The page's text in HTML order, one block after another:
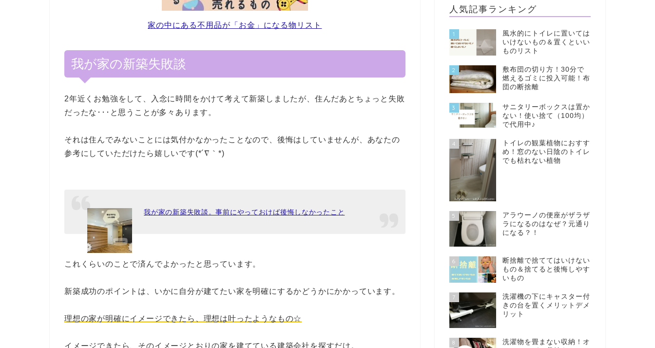
家の中にある不用品が「お金」になる物リスト
我が家の新築失敗談
2年近くお勉強をして、入念に時間をかけて考えて新築しましたが、住んだあとちょっと失敗
だったな･･･と思うことが多々あります。
それは住んでみないことには気付かなかったことなので、後悔はしていませんが、あなたの
参考にしていただけたら嬉しいです(*´∇｀*)
我が家の新築失敗談。事前にやっておけば後悔しなかったこと
これくらいのことで済んでよかったと思っています。
新築成功のポイントは、いかに自分が建てたい家を明確にするかどうかにかかっています。
理想の家が明確にイメージできたら、理想は叶ったようなもの☆
イメージできたら、そのイメージとおりの家を建てている建築会社を探すだけ。
人気記事ランキング
1
風水的にトイレに置いては
いけないもの＆置くといい
ものリスト
2
敷布団の切り方！30分で
燃えるゴミに投入可能！布
団の断捨離
3
サニタリーボックスは置か
ない！使い捨て（100均）
で代用中♪
4
トイレの観葉植物におすす
め！窓のない日陰のトイレ
でも枯れない植物
5
アラウーノの便座がザラザ
ラになるのはなぜ？元通り
になる？！
6
断捨離で捨ててはいけない
もの＆捨てると後悔しやす
いもの
7
洗濯機の下にキャスター付
きの台を置くメリットデメ
リット
8
洗濯物を畳まない収納！オ